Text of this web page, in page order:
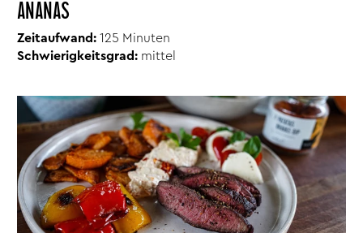
ANANAS
Zeitaufwand: 125 Minuten
Schwierigkeitsgrad: mittel